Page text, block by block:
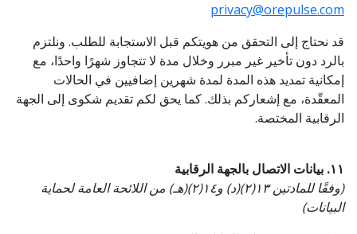
privacy@orepulse.com
قد نحتاج إلى التحقق من هويتكم قبل الاستجابة للطلب. ونلتزم
بالرد دون تأخير غير مبرر وخلال مدة لا تتجاوز شهرًا واحدًا، مع
إمكانية تمديد هذه المدة لمدة شهرين إضافيين في الحالات
المعقّدة، مع إشعاركم بذلك. كما يحق لكم تقديم شكوى إلى الجهة
الرقابية المختصة.
١١. بيانات الاتصال بالجهة الرقابية
(وفقًا للمادتين ١٣(٢)(د) و١٤(٢)(هـ) من اللائحة العامة لحماية
البيانات)